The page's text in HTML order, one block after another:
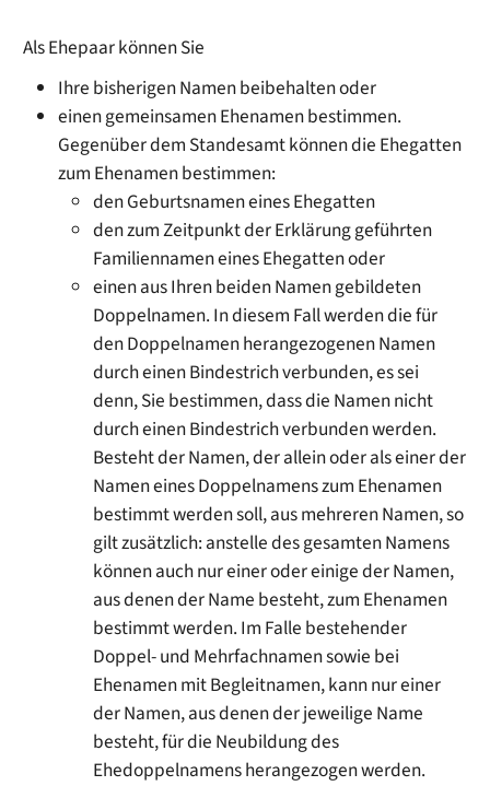
Als Ehepaar können Sie
Ihre bisherigen Namen beibehalten oder
einen gemeinsamen Ehenamen bestimmen.
Gegenüber dem Standesamt können die Ehegatten
zum Ehenamen bestimmen:
denGeburtsnamen eines Ehegatten
den zum Zeitpunkt der Erklärung geführten
Familiennamen eines Ehegatten oder
einen aus Ihren beiden Namen gebildeten
Doppelnamen. In diesem Fall werden die für
den Doppelnamen herangezogenen Namen
durch einen Bindestrich verbunden, es sei
denn, Sie bestimmen, dass die Namen nicht
durch einen Bindestrich verbunden werden.
Besteht der Namen, der allein oder als einer der
Namen eines Doppelnamens zum Ehenamen
bestimmt werden soll, aus mehreren Namen, so
gilt zusätzlich: anstelle des gesamten Namens
können auch nur einer oder einige der Namen,
aus denen der Name besteht, zum Ehenamen
bestimmt werden. Im Falle bestehender
Doppel- und Mehrfachnamen sowie bei
Ehenamen mit Begleitnamen, kann nur einer
der Namen, aus denen der jeweilige Name
besteht, für die Neubildung des
Ehedoppelnamens herangezogen werden.